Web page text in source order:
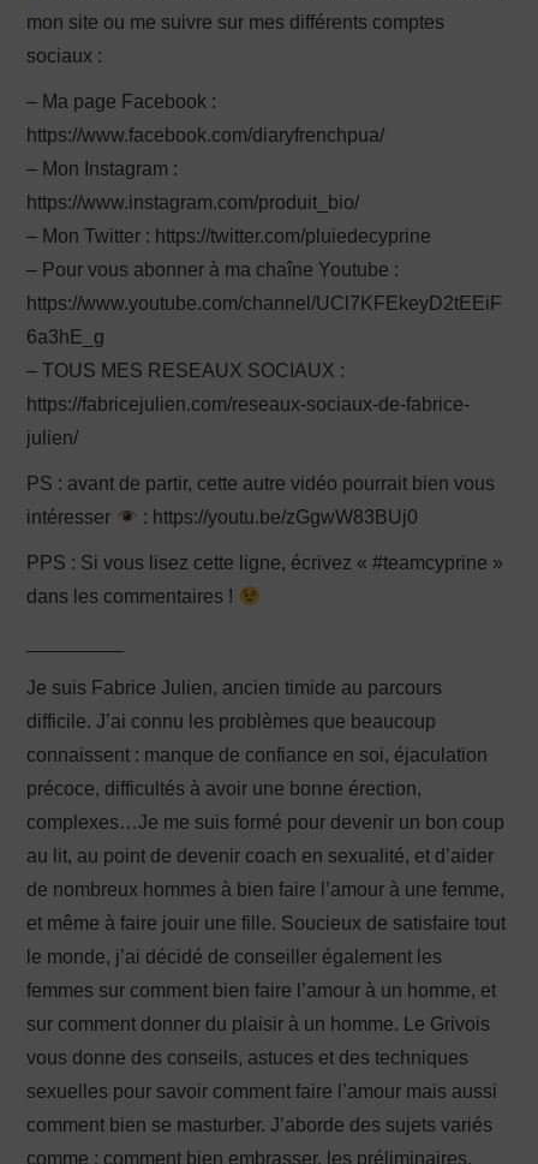
mon site ou me suivre sur mes différents comptes
sociaux :
– Ma page Facebook :
https://www.facebook.com/diaryfrenchpua/
– Mon Instagram :
https://www.instagram.com/produit_bio/
– Mon Twitter : https://twitter.com/pluiedecyprine
– Pour vous abonner à ma chaîne Youtube :
https://www.youtube.com/channel/UCl7KFEkeyD2tEEiF
6a3hE_g
– TOUS MES RESEAUX SOCIAUX :
https://fabricejulien.com/reseaux-sociaux-de-fabrice-
julien/
PS : avant de partir, cette autre vidéo pourrait bien vous
intéresser
: https://youtu.be/zGgwW83BUj0
PPS : Si vous lisez cette ligne, écrivez « #teamcyprine »
dans les commentaires !
Je suis Fabrice Julien, ancien timide au parcours
difficile. J’ai connu les problèmes que beaucoup
connaissent : manque de confiance en soi, éjaculation
précoce, difficultés à avoir une bonne érection,
complexes…Je me suis formé pour devenir un bon coup
au lit, au point de devenir coach en sexualité, et d’aider
de nombreux hommes à bien faire l’amour à une femme,
et même à faire jouir une fille. Soucieux de satisfaire tout
le monde, j’ai décidé de conseiller également les
femmes sur comment bien faire l’amour à un homme, et
sur comment donner du plaisir à un homme. Le Grivois
vous donne des conseils, astuces et des techniques
sexuelles pour savoir comment faire l’amour mais aussi
comment bien se masturber. J’aborde des sujets variés
comme : comment bien embrasser, les préliminaires,